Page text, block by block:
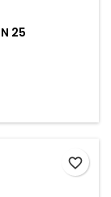
25
favorite_border